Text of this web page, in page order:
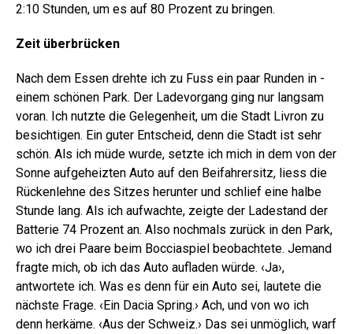
2:10 Stunden, um es auf 80 Prozent zu bringen.
Zeit überbrücken
Nach dem Essen drehte ich zu Fuss ein paar Runden in ­
einem schönen Park. Der Ladevorgang ging nur langsam
voran. Ich nutzte die Gelegenheit, um die Stadt Livron zu
besichtigen. Ein guter Entscheid, denn die Stadt ist sehr
schön. Als ich müde wurde, setzte ich mich in dem von der
Sonne aufgeheizten Auto auf den Beifahrersitz, liess die
Rückenlehne des Sitzes herunter und schlief eine halbe
Stunde lang. Als ich aufwachte, zeigte der Ladestand der
Batterie 74 Prozent an. Also nochmals zurück in den Park,
wo ich drei Paare beim Bocciaspiel beobachtete. Jemand
fragte mich, ob ich das Auto aufladen würde. ‹Ja›,
antwortete ich. Was es denn für ein Auto sei, lautete die
nächste Frage. ‹Ein Dacia Spring.› Ach, und von wo ich
denn herkäme. ‹Aus der Schweiz.› Das sei unmöglich, warf